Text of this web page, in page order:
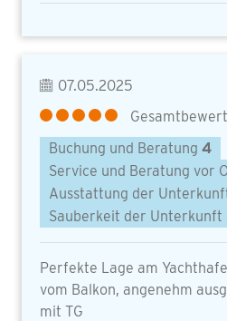
07.05.2025
Buchung und Beratung 4
Service und Beratung vor
Ausstattung der
Sauberkeit der Unterkunft
Perfekte Lage am
vom Balkon, angenehm
mit TG